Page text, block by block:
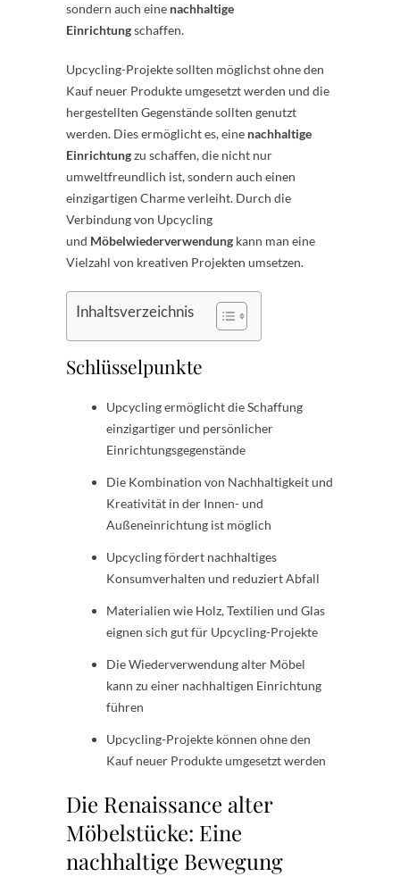
sondern auch eine nachhaltige
Einrichtungschaffen.
Upcycling-Projekte sollten möglichst ohne den
Kauf neuer Produkte umgesetzt werden und die
hergestellten Gegenstände sollten genutzt
werden. Dies ermöglicht es, eine nachhaltige
Einrichtungzu schaffen, die nicht nur
umweltfreundlich ist, sondern auch einen
einzigartigen Charme verleiht. Durch die
Verbindung von Upcycling
und Möbelwiederverwendung kann man eine
Vielzahl von kreativen Projekten umsetzen.
Inhaltsverzeichnis
Schlüsselpunkte
Upcycling ermöglicht die Schaffung
einzigartiger und persönlicher
Einrichtungsgegenstände
Die Kombination von Nachhaltigkeit und
Kreativität in der Innen- und
Außeneinrichtung ist möglich
Upcycling fördert nachhaltiges
Konsumverhalten und reduziert Abfall
Materialien wie Holz, Textilien und Glas
eignen sich gut für Upcycling-Projekte
Die Wiederverwendung alter Möbel
kann zu einer nachhaltigen Einrichtung
führen
Upcycling-Projekte können ohne den
Kauf neuer Produkte umgesetzt werden
Die Renaissance alter
Möbelstücke: Eine
nachhaltige Bewegung